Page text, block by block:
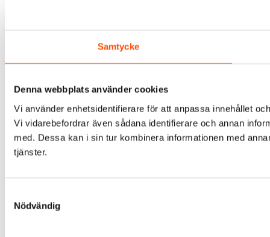
Samtycke
Denna webbplats använder cookies
Vi använder enhetsidentifierare för att anpassa innehållet
Vi vidarebefordrar även sådana identifierare och annan
med. Dessa kan i sin tur kombinera informationen med
tjänster.
Nödvändig